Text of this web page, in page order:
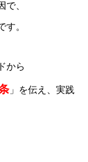
で、
す。
から
」を伝え、実践